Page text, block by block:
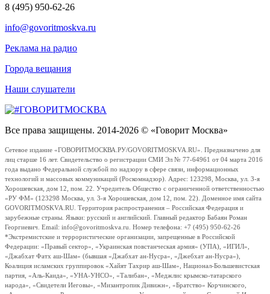
8 (495) 950-62-26
info@govoritmoskva.ru
Реклама на радио
Города вещания
Наши слушатели
Все права защищены. 2014-2026 © «Говорит Москва»
Сетевое издание «ГОВОРИТМОСКВА.РУ/GOVORITMOSKVA.RU». Предназначено для
лиц старше 16 лет. Свидетельство о регистрации СМИ Эл № 77-64961 от 04 марта 2016
года выдано Федеральной службой по надзору в сфере связи, информационных
технологий и массовых коммуникаций (Роскомнадзор). Адрес: 123298, Москва, ул. 3-я
Хорошевская, дом 12, пом. 22. Учредитель Общество с ограниченной ответственностью
«РУ ФМ» (123298 Москва, ул. 3-я Хорошевская, дом 12, пом. 22). Доменное имя сайта
GOVORITMOSKVA.RU. Территория распространения – Российская Федерация и
зарубежные страны. Языки: русский и английский. Главный редактор Бабаян Роман
Георгиевич. Email: info@govoritmoskva.ru. Номер телефона: +7 (495) 950-62-26
*Экстремистские и террористические организации, запрещенные в Российской
Федерации: «Правый сектор», «Украинская повстанческая армия» (УПА), «ИГИЛ»,
«Джабхат Фатх аш-Шам» (бывшая «Джабхат ан-Нусра», «Джебхат ан-Нусра»),
Коалиция исламских группировок «Хайят Тахрир аш-Шам», Национал-Большевистская
партия, «Аль-Каида», «УНА-УНСО», «Талибан», «Меджлис крымско-татарского
народа», «Свидетели Иеговы», «Мизантропик Дивижн», «Братство» Корчинского,